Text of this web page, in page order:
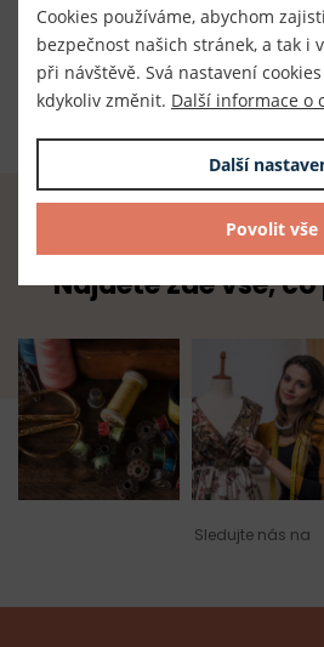
Český výrobce
Dodavatel
TKACZIK s.r.o.
Radost z tvoření
Najdete zde vše,
Sledujte nás na
Cookies používáme, abychom
bezpečnost našich stránek, a tak i
při návštěvě. Svá nastavení
kdykoliv změnit. Další informace o
Další
Povolit vše